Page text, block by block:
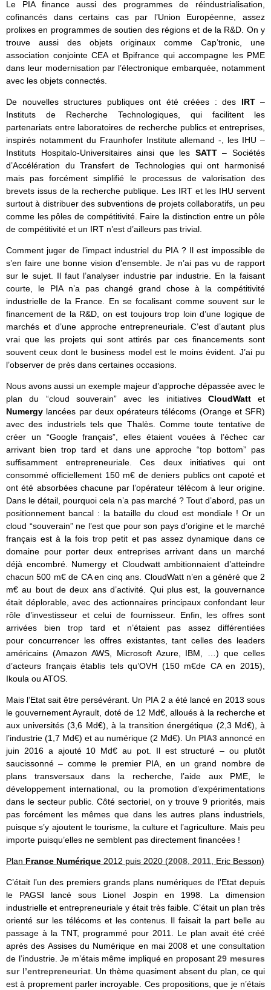
Le PIA finance aussi des programmes de réindustrialisation,
cofinancés dans certains cas par l’Union Européenne, assez
prolixes en programmes de soutien des régions et de la R&D. On y
trouve aussi des objets originaux comme Cap’tronic, une
association conjointe CEA et Bpifrance qui accompagne les PME
dans leur modernisation par l’électronique embarquée, notamment
avec les objets connectés.
De nouvelles structures publiques ont été créées : des IRT–
Instituts de Recherche Technologiques, qui facilitent les
partenariats entre laboratoires de recherche publics et entreprises,
inspirés notamment du Fraunhofer Institute allemand -, les IHU –
Instituts Hospitalo-Universitaires ainsi que les SATT– Sociétés
d’Accélération du Transfert de Technologies qui ont harmonisé
mais pas forcément simplifié le processus de valorisation des
brevets issus de la recherche publique. Les IRT et les IHU servent
surtout à distribuer des subventions de projets collaboratifs, un peu
comme les pôles de compétitivité. Faire la distinction entre un pôle
de compétitivité et un IRT n’est d’ailleurs pas trivial.
Comment juger de l’impact industriel du PIA ? Il est impossible de
s’en faire une bonne vision d’ensemble. Je n’ai pas vu de rapport
sur le sujet. Il faut l’analyser industrie par industrie. En la faisant
courte, le PIA n’a pas changé grand chose à la compétitivité
industrielle de la France. En se focalisant comme souvent sur le
financement de la R&D, on est toujours trop loin d’une logique de
marchés et d’une approche entrepreneuriale. C’est d’autant plus
vrai que les projets qui sont attirés par ces financements sont
souvent ceux dont le business model est le moins évident. J’ai pu
l’observer de près dans certaines occasions.
Nous avons aussi un exemple majeur d’approche dépassée avec le
plan du “cloud souverain” avec les initiatives CloudWattet
Numergy lancées par deux opérateurs télécoms (Orange et SFR)
avec des industriels tels que Thalès. Comme toute tentative de
créer un “Google français”, elles étaient vouées à l’échec car
arrivant bien trop tard et dans une approche “top bottom” pas
suffisamment entrepreneuriale. Ces deux initiatives qui ont
consommé officiellement 150 m€ de deniers publics ont capoté et
ont été absorbées chacune par l’opérateur télécom à leur origine.
Dans le détail, pourquoi cela n’a pas marché ? Tout d’abord, pas un
positionnement bancal : la bataille du cloud est mondiale ! Or un
cloud “souverain” ne l’est que pour son pays d’origine et le marché
français est à la fois trop petit et pas assez dynamique dans ce
domaine pour porter deux entreprises arrivant dans un marché
déjà encombré. Numergy et Cloudwatt ambitionnaient d’atteindre
chacun 500 m€ de CA en cinq ans. CloudWatt n’en a généré que 2
m€ au bout de deux ans d’activité. Qui plus est, la gouvernance
était déplorable, avec des actionnaires principaux confondant leur
rôle d’investisseur et celui de fournisseur. Enfin, les offres sont
arrivées bien trop tard et n’étaient pas assez différentiées
pour concurrencer les offres existantes, tant celles des leaders
américains (Amazon AWS, Microsoft Azure, IBM, …) que celles
d’acteurs français établis tels qu’OVH (150 m€de CA en 2015),
Ikoula ou ATOS.
Mais l’Etat sait être persévérant. Un PIA 2 a été lancé en 2013 sous
le gouvernement Ayrault, doté de 12 Md€, alloués à la recherche et
aux universités (3,6 Md€), à la transition énergétique (2,3 Md€), à
l’industrie (1,7 Md€) et au numérique (2 Md€). Un PIA3 annoncé en
juin 2016 a ajouté 10 Md€ au pot. Il est structuré – ou plutôt
saucissonné – comme le premier PIA, en un grand nombre de
plans transversaux dans la recherche, l’aide aux PME, le
développement international, ou la promotion d’expérimentations
dans le secteur public. Côté sectoriel, on y trouve 9 priorités, mais
pas forcément les mêmes que dans les autres plans industriels,
puisque s’y ajoutent le tourisme, la culture et l’agriculture. Mais peu
importe puisqu’elles ne semblent pas directement financées !
Plan France Numérique 2012 puis 2020 (2008 2011 , Eric Besson)
C’était l’un des premiers grands plans numériques de l’Etat depuis
le PAGSI lancé sous Lionel Jospin en 1998. La dimension
industrielle et entrepreneuriale y était très faible. C’était un plan très
orienté sur les télécoms et les contenus. Il faisait la part belle au
passage à la TNT, programmé pour 2011. Le plan avait été créé
après des Assises du Numérique en mai 2008 et une consultation
de l’industrie. Je m’étais même impliqué en proposant29 mesures
sur l’entrepreneuriat. Un thème quasiment absent du plan, ce qui
est à proprement parler incroyable. Ces propositions, que je n’étais